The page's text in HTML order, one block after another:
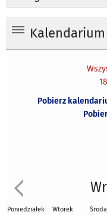
Kalendarium
Pobierz
Poniedziałek Wtorek Środa